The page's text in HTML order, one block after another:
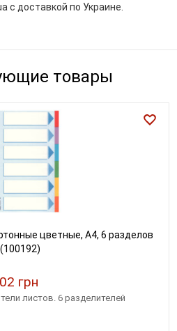
с доставкой по Украине.
товары
цветные, А4, 6 разделов
(100192)
грн
листов. 6 разделителей